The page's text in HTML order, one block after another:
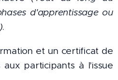
d'apprentissage ou
.
et un certificat de
aux participants à l'issue